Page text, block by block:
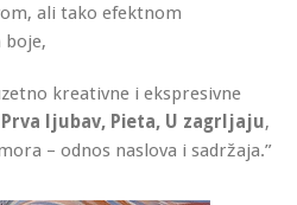
ali tako efektnom
kreativne i ekspresivne
ljubav, Pieta, U zagrljaju,
– odnos naslova i sadržaja.”